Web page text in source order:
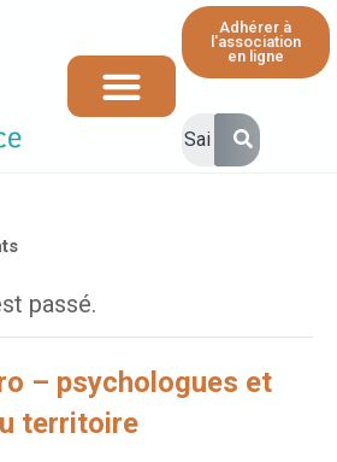
Adhérer à
l'association
en ligne
passé.
– psychologues et
territoire